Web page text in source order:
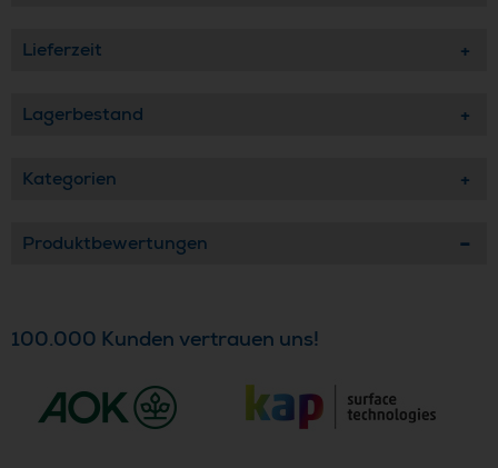
Lieferzeit
Lagerbestand
Kategorien
Produktbewertungen
100.000 Kunden vertrauen uns!